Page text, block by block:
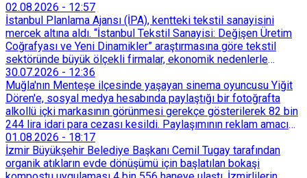
02.08.2026 - 12:57
İstanbul Planlama Ajansı (İPA), kentteki tekstil sanayisini
mercek altına aldı. “İstanbul Tekstil Sanayisi: Değişen Üretim
Coğrafyası ve Yeni Dinamikler” araştırmasına göre tekstil
sektöründe büyük ölçekli firmalar, ekonomik nedenlerle
İstanbul’dan devlet destekli teşvik bölgelerine veya
Trakya’daki OSB’lere taşınmaya başladı. İstanbul içindeki
küçük ölçekli üretim merkezleri de Tarihi Yarımada’dan
Sultançiftliği, Esenyurt, Arnavutköy ve Güneşli gibi çevre
ilçelere yöneldi.
30.07.2026 - 12:36
Muğla'nın Menteşe ilçesinde yaşayan sinema oyuncusu Yiğit
Dören'e, sosyal medya hesabında paylaştığı bir fotoğrafta
alkollü içki markasının görünmesi gerekçe gösterilerek 82 bin
244 lira idari para cezası kesildi. Paylaşımının reklam amacı
taşımadığını savunan Dören, cezanın iptali için yargıya
başvurdu.
01.08.2026 - 18:17
İzmir Büyükşehir Belediye Başkanı Cemil Tugay tarafından
organik atıkların evde dönüşümü için başlatılan bokaşi